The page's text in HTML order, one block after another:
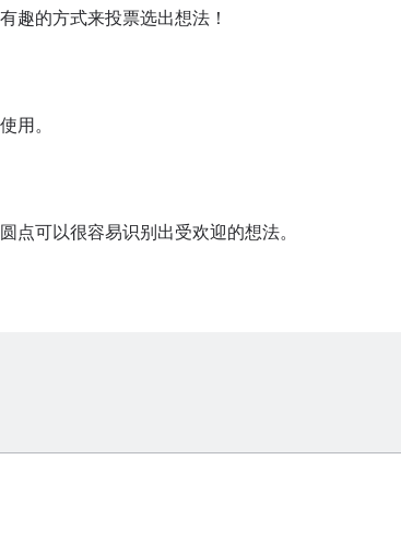
趣的方式来投票选出想法！
用。
点可以很容易识别出受欢迎的想法。